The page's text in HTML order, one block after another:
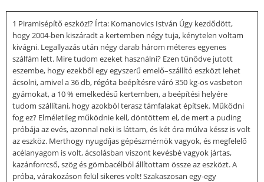
1 Piramisépítő eszköz!? Írta: Komanovics István Úgy kezdődött,
hogy 2004-ben kiszáradt a kertemben négy tuja, kénytelen voltam
kivágni. Legallyazás után négy darab három méteres egyenes
szálfám lett. Mire tudom ezeket használni? Ezen tűnődve jutott
eszembe, hogy ezekből egy egyszerű emelő–szállító eszközt lehet
ácsolni, amivel a 36 db, régóta beépítésre váró 350 kg-os vasbeton
gyámokat, a 10 % emelkedésű kertemben, a beépítési helyére
tudom szállítani, hogy azokból terasz támfalakat építsek. Működni
fog ez? Elméletileg működnie kell, döntöttem el, de mert a puding
próbája az evés, azonnal neki is láttam, és két óra múlva késsz is volt
az eszköz. Merthogy nyugdíjas gépészmérnök vagyok, és megfelelő
acélanyagom is volt, ácsolásban viszont kevésbé vagyok jártas,
kazánforrcső, szög és gömbacélból állítottam össze az eszközt. A
próba, várakozáson felül sikeres volt! Szakaszosan egy-egy